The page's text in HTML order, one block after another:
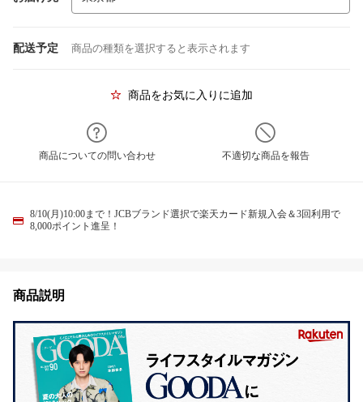
配送予定 商品の種類を選択すると表示されます
商品をお気に入りに追加
商品についての問い合わせ 不適切な商品を報告
8/10(月)10:00まで！JCBブランド選択で楽天カード新規入会＆3回利用で
8,000ポイント進呈！
商品説明